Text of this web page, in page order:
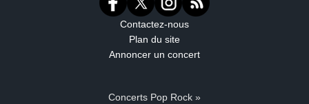
Contactez-nous
Plan du site
Annoncer un concert
Concerts Pop Rock »